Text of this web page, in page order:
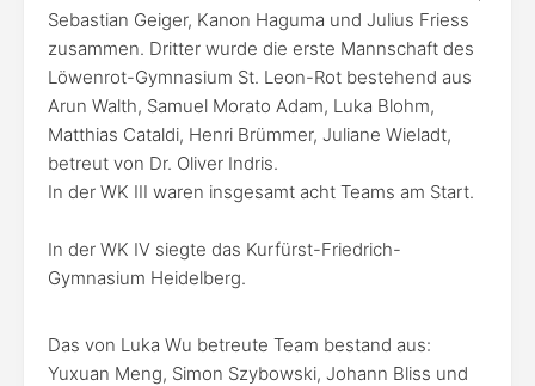
Sebastian Geiger, Kanon Haguma und Julius Friess
zusammen. Dritter wurde die erste Mannschaft des
Löwenrot-Gymnasium St. Leon-Rot bestehend aus
Arun Walth, Samuel Morato Adam, Luka Blohm,
Matthias Cataldi, Henri Brümmer, Juliane Wieladt,
betreut von Dr. Oliver Indris.
In der WK III waren insgesamt acht Teams am Start.
In der WK IV siegte das Kurfürst-Friedrich-
Gymnasium Heidelberg.
Das von Luka Wu betreute Team bestand aus:
Yuxuan Meng, Simon Szybowski, Johann Bliss und